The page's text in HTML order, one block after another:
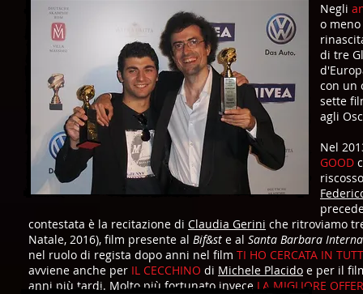
Negli
o
di tre
con un
sette
agli
Nel
GOOD
contestata è la recitazione di Claudia Gerini che ritroviamo
Natale, 2016), film presente al Bif&st e al Santa Barbara
nel ruolo di regista dopo anni nel film TI HO CERCATA IN
avviene anche per IL CECCHINO di Michele Placido e per il
anni più tardi. Molto più fortunato invece LA MIGLIORE